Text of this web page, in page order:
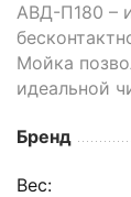
АВД-П180 –
Мойка
идеальной
Бренд
Вес: